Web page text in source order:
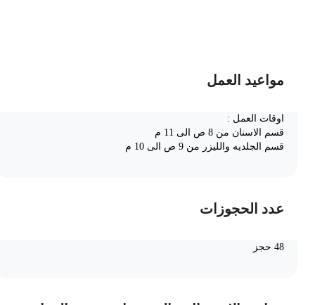
مواعيد العمل
اوقات العمل :
قسم الاسنان من 8 ص الى 11 م
قسم الجلديه والليزر من 9 ص الى 10 م
عدد الحجوزات